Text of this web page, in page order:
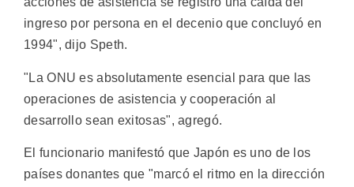
ingreso por persona en el decenio que concluyó en
1994", dijo Speth.
"La ONU es absolutamente esencial para que las
operaciones de asistencia y cooperación al
desarrollo sean exitosas", agregó.
El funcionario manifestó que Japón es uno de los
países donantes que "marcó el ritmo en la dirección